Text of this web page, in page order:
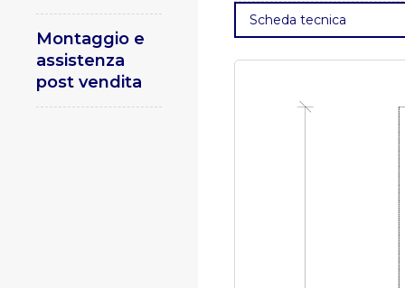
Montaggio e
assistenza
post vendita
. UNI EN 1461 –
acciaio.. UNI EN 10219 –
a grano fine.. UNI EN
Prove di qualificazione
pubblica. Parte 2 – Parte 3
Scheda tecnica